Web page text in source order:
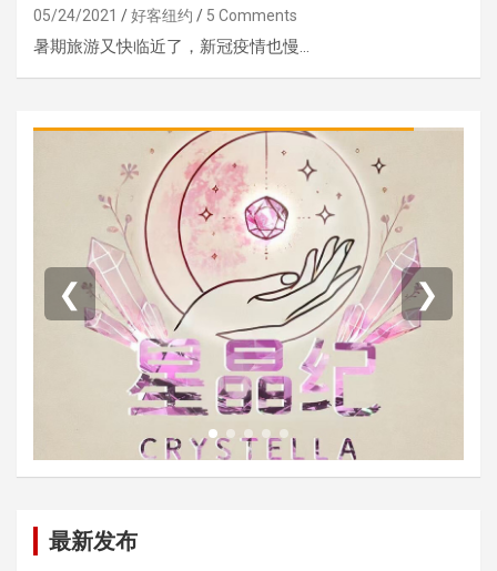
05/24/2021 好客纽约 5 Comments
暑期旅游又快临近了，新冠疫情也慢…
❮ ❯
最新发布